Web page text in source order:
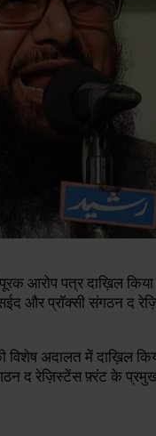
आरोप पत्र दाख़िल
और प्रॉक्सी संगठन द
अदालत में दाख़िल
द रेज़िस्टेंस फ़्रंट के